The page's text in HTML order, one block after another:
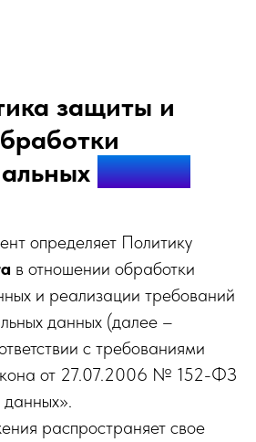
защиты и
данных
определяет Политику
в отношении обработки
и реализации требований
данных (далее –
с требованиями
от 27.07.2006 № 152-ФЗ
распространяет свое